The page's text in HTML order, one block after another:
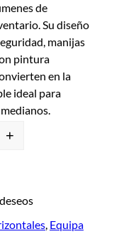
de
Su diseño
manijas
pintura
en la
ideal para
+
, Equipa